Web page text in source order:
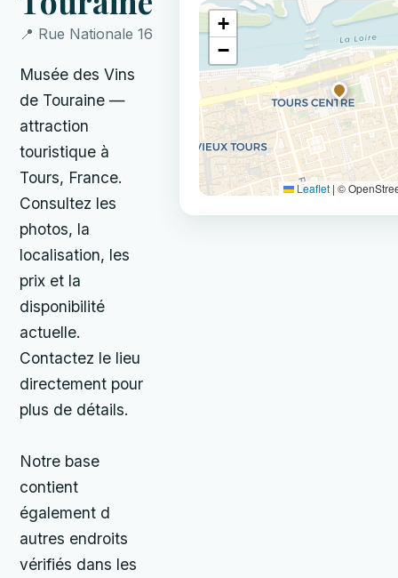
📍 Rue Nationale 16
Musée des Vins
de Touraine —
attraction
touristique à
Tours, France.
Consultez les
photos, la
localisation, les
prix et la
disponibilité
actuelle.
Contactez le lieu
directement pour
plus de détails.
Notre base
contient
également d
autres endroits
vérifiés dans les
+
−
Leaflet | ©